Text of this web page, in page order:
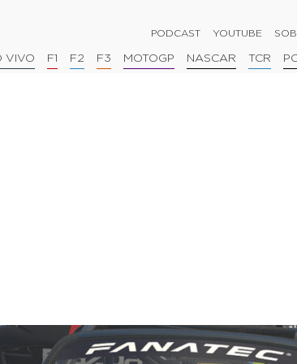
PODCAST YOUTUBE
VIVO F1 F2 F3 MOTOGP NASCAR TCR